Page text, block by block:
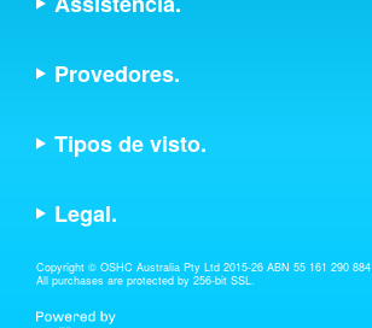
Provedores.
Tipos de visto.
Legal.
Copyright © OSHC Australia Pty Ltd 2015-26 ABN 55 161 290 884
All purchases are protected by 256-bit SSL.